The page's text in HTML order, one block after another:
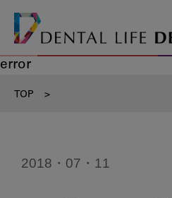
error
TOP >
2018・07・11